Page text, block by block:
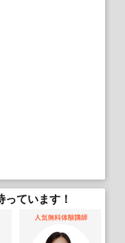
ています！